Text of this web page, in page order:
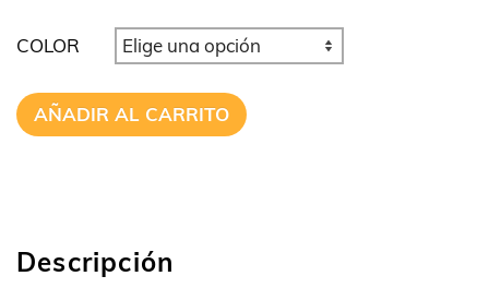
COLOR
AÑADIR AL CARRITO
Descripción